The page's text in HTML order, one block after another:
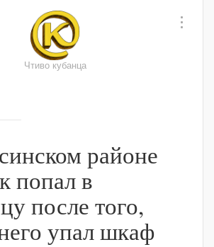
Чтиво кубанца
районе
попал в
после того,
упал шкаф